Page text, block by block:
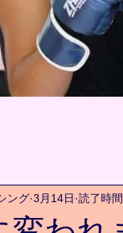
ング 3月14日 読了時